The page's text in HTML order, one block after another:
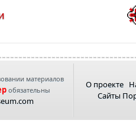
материалов
обязательны
О проекте
Сайты